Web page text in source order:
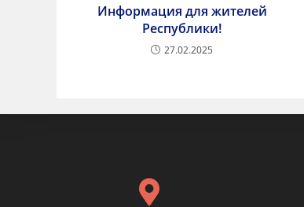
Информация для жителей
Республики!
27.02.2025